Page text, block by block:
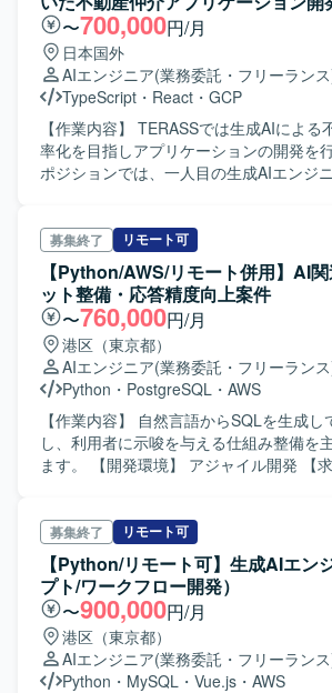
〜700,000円/月
日本国外
AIエンジニア(業務委託・フリーラン
TypeScript ・ React ・ GCP
【作業内容】 TERASSでは生成AIによる
率化を目指しアプリケーションの開発を
ポジションでは、一人目の生成AIエンジ
ションへの実装と幅広い範囲で業務をお任せ
的には - 生成AIを用いたソリューション
のモデルを用いた検証と精度の比較 - ア
の実装 - 継続的な精度向上のための仕組
んでいただきます。 【開発環境】 - フロントエンド:
TypeScript / React.js / Next.js - バックエ
Node.js / (Python) - インフラ: Google
CDKTF - 主な利用ツール: Slack, Notion,
Workspace(meet, calendar, gmail)
募集終了 リモート可
【Python/AWS/リモート併用】AI
ット整備・応答精度向上案件
〜760,000円/月
港区（東京都）
AIエンジニア(業務委託・フリーラン
Python ・ PostgreSQL ・ AWS
【作業内容】 自然言語からSQLを生成し
し、利用者に示唆を与える仕組み整備を
ます。 【開発環境】 アジャイル開発 【
募集終了 リモート可
【Python/リモート可】生成AIエン
プト/ワークフロー開発）
〜900,000円/月
港区（東京都）
AIエンジニア(業務委託・フリーラン
Python ・ MySQL ・ Vue.js ・ AWS